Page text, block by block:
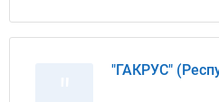
"ГАКРУС"